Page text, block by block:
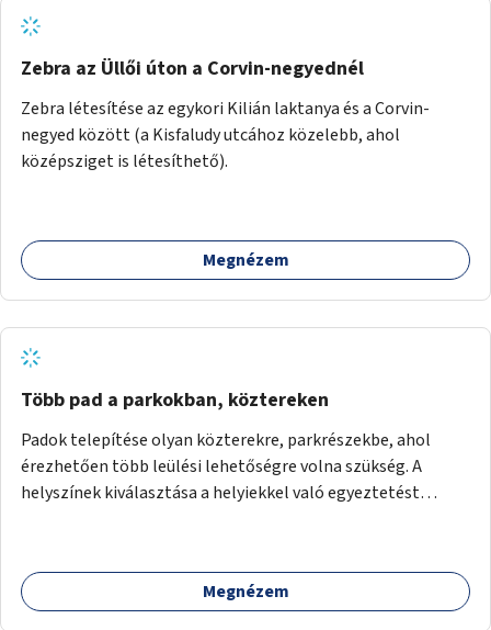
addig, amíg komolyabb forgalomcsillapítások és zöldítések
nem létesülnek a Mester utcában.
Zebra az Üllői úton a Corvin-negyednél
Zebra létesítése az egykori Kilián laktanya és a Corvin-
negyed között (a Kisfaludy utcához közelebb, ahol
középsziget is létesíthető).
Megnézem
Több pad a parkokban, köztereken
Padok telepítése olyan közterekre, parkrészekbe, ahol
érezhetően több leülési lehetőségre volna szükség. A
helyszínek kiválasztása a helyiekkel való egyeztetést
Megnézem